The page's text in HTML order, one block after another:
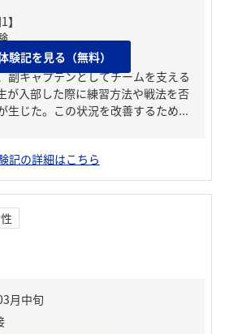
副キャプテンとしてチームを支える
が入部した際に練習方法や戦法を否
生じた。この状況を改善するため...
験記を見る（無料）
記の詳細はこちら